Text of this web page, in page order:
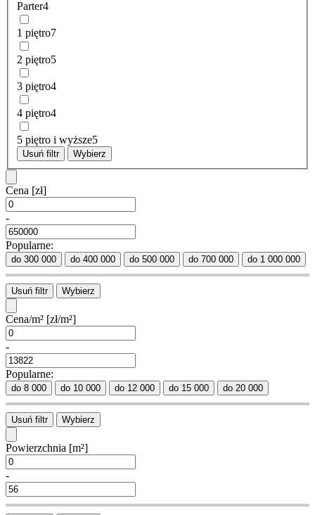
Parter4
1 piętro7
2 piętro5
3 piętro4
4 piętro4
5 piętro i wyższe5
Usuń filtr Wybierz
Cena [zł]
-
Popularne:
do 300 000 do 400 000 do 500 000 do 700 000 do 1 000 000
Usuń filtr Wybierz
Cena/m² [zł/m²]
-
Popularne:
do 8 000 do 10 000 do 12 000 do 15 000 do 20 000
Usuń filtr Wybierz
Powierzchnia [m²]
-